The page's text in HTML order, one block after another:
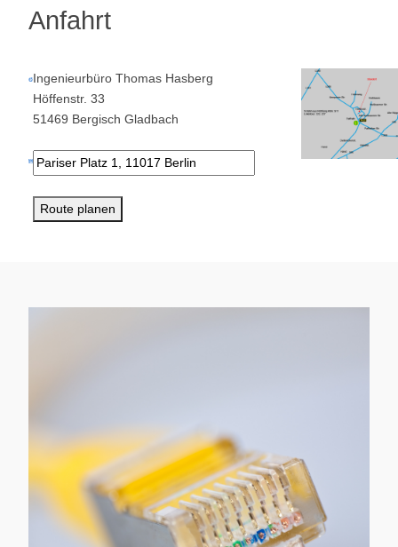
Anfahrt
Ingenieurbüro Thomas Hasberg
Höffenstr. 33
51469 Bergisch Gladbach
Route planen